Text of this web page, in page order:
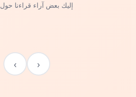
إليك بعض آراء قراءنا حول
‹
›